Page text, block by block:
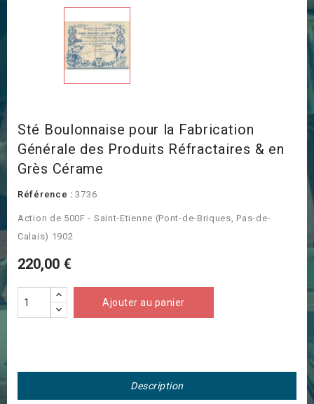
Sté Boulonnaise pour la Fabrication
Générale des Produits Réfractaires & en
Grès Cérame
Référence : 3736
Action de 500F - Saint-Etienne (Pont-de-Briques, Pas-de-
Calais) 1902
220,00 €
Ajouter au panier
Description